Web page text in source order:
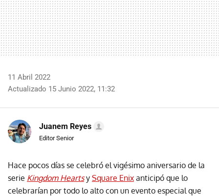
11 Abril 2022
Actualizado 15 Junio 2022, 11:32
Juanem Reyes
Editor Senior
Hace pocos días se celebró el vigésimo aniversario de la
serie Kingdom Heartsy Square Enix anticipó que lo
celebrarían por todo lo alto con un evento especial que